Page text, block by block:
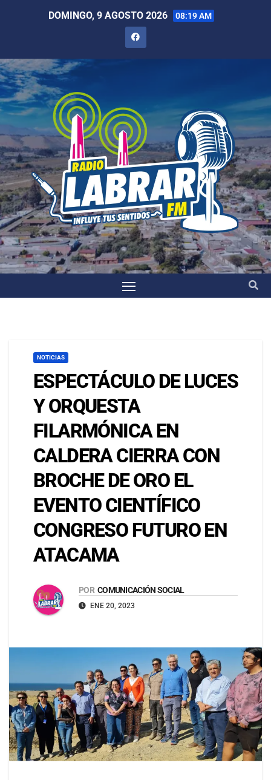
DOMINGO, 9 AGOSTO 2026 08:19 AM
NOTICIAS
ESPECTÁCULO DE LUCES
Y ORQUESTA
FILARMÓNICA EN
CALDERA CIERRA CON
BROCHE DE ORO EL
EVENTO CIENTÍFICO
CONGRESO FUTURO EN
ATACAMA
POR COMUNICACIÓN SOCIAL
ENE 20, 2023